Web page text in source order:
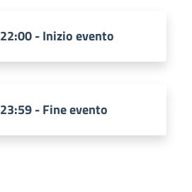
22:00 - Inizio evento
23:59 - Fine evento